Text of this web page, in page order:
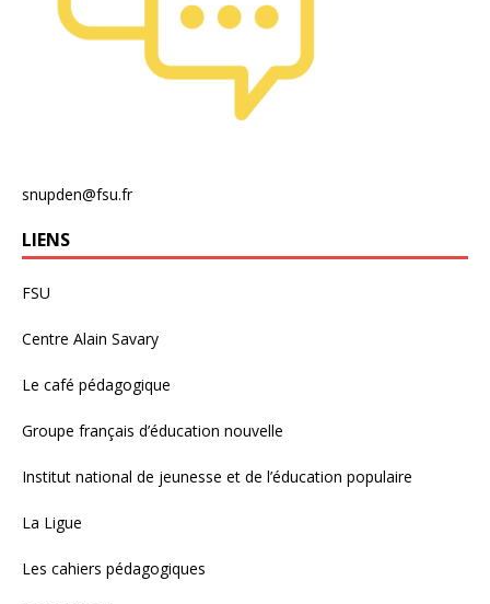
snupden@fsu.fr
LIENS
FSU
Centre Alain Savary
Le café pédagogique
Groupe français d’éducation nouvelle
Institut national de jeunesse et de l’éducation populaire
La Ligue
Les cahiers pédagogiques